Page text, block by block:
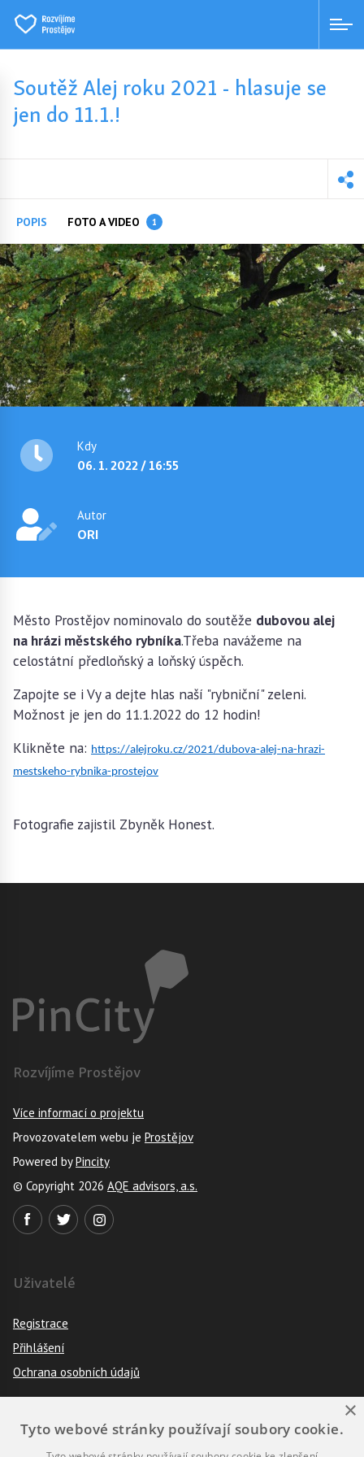
Soutěž Alej roku 2021 - hlasuje se
jen do 11.1.!
POPIS FOTO A VIDEO 1
Kdy
06. 1. 2022 / 16:55
Autor
ORI
Město Prostějov nominovalo do soutěže dubovou alej
na hrázi městského rybníka.Třeba navážeme na
celostátní předloňský a loňský úspěch.
Zapojte se i Vy a dejte hlas naší "rybniční" zeleni.
Možnost je jen do 11.1.2022 do 12 hodin!
Klikněte na: https://alejroku.cz/2021/dubova-alej-na-hrazi-
mestskeho-rybnika-prostejov
Fotografie zajistil Zbyněk Honest.
Rozvíjíme Prostějov
Více informací o projektu
Provozovatelem webu je Prostějov
Powered byPincity
© Copyright 2026 AQE advisors, a.s.
Uživatelé
Registrace
Přihlášení
Ochrana osobních údajů
Pravidla
×
Tyto webové stránky používají soubory cookie.